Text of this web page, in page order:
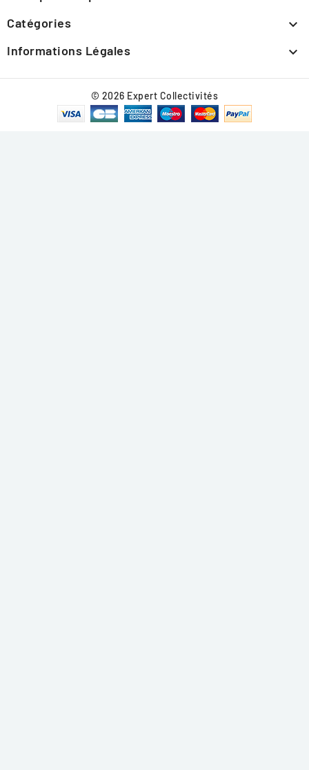
Catégories 
Informations Légales 
© 2026 Expert Collectivités